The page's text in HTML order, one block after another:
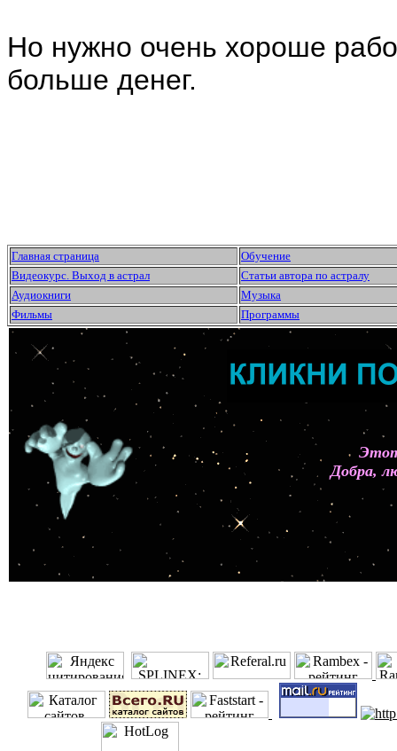
Но нужно очень хороше
больше денег.
Главная страница
Обучение
Видеокурс. Выход в астрал
Статьи автора по астралу
Аудиокниги
Музыка
Фильмы
Программы
Добра,